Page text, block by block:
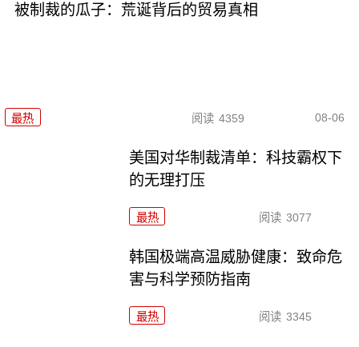
被制裁的瓜子：荒诞背后的贸易真相
最热 阅读 4359 08-06
美国对华制裁清单：科技霸权下
的无理打压
最热 阅读 3077
韩国极端高温威胁健康：致命危
害与科学预防指南
最热 阅读 3345